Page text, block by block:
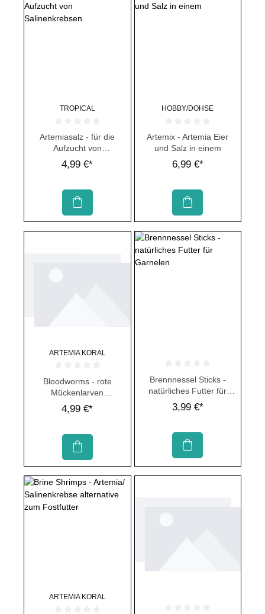
TROPICAL
Durchschnittliche Bewertung von 0 von 5 Sternen
Artemiasalz - für die
Aufzucht von
Salinenkrebsen
4,99 €*
HOBBY/DOHSE
Durchschnittliche Bewertung von
Artemix - Artemia Eier
und Salz in einem
6,99 €*
ARTEMIA KORAL
Durchschnittliche Bewertung von 0 von 5 Sternen
Bloodworms - rote
Mückenlarven
Feuchtfutter
4,99 €*
Durchschnittliche Bewertung von
Brennnessel Sticks -
natürliches Futter für
Garnelen
3,99 €*
ARTEMIA KORAL